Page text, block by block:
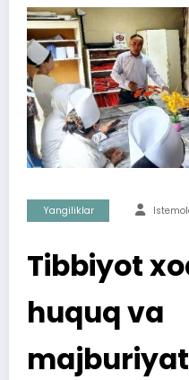
Yangiliklar
Tibbiyot
huquq va